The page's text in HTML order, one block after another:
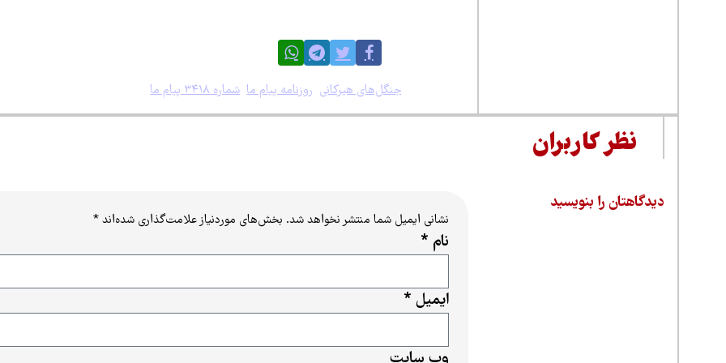
جنگل‌های هیرکانی روزنامه پیام ما، شماره ۳۴۱۸ پیام ما
نظر کاربران
دیدگاهتان را بنویسید
نشانی ایمیل شما منتشر نخواهد شد. بخش‌های موردنیاز علامت‌گذاری شده‌اند*
نام *
ایمیل *